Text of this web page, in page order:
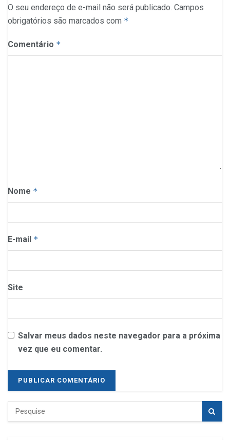
O seu endereço de e-mail não será publicado. Campos
obrigatórios são marcados com *
Comentário *
Nome *
E-mail *
Site
Salvar meus dados neste navegador para a próxima
vez que eu comentar.